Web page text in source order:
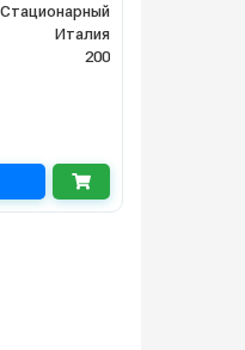
Стационарный
Италия
200